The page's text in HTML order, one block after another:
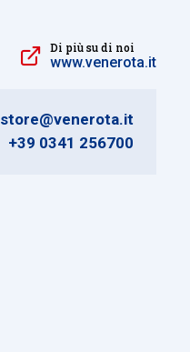
Di più su di noi
www.venerota.it
store@venerota.it
+39 0341 256700